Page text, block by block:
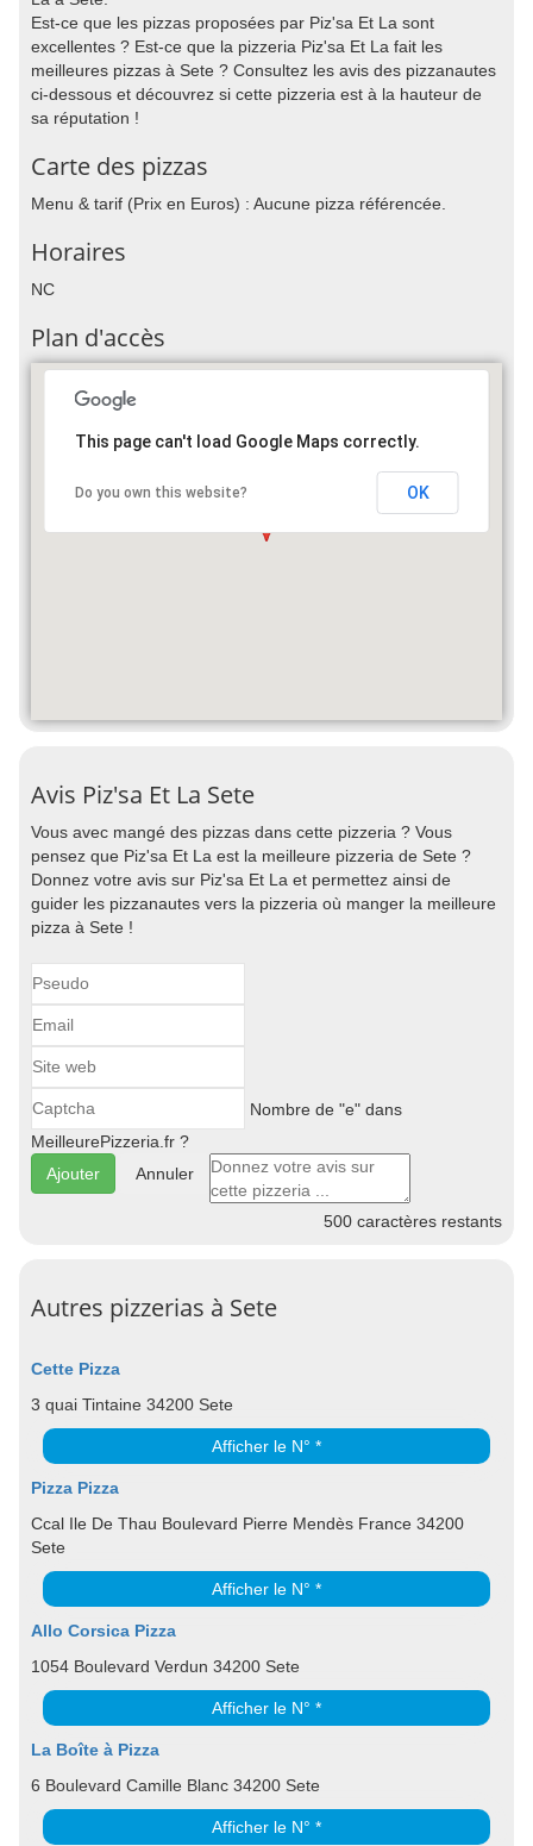
Est-ce que les pizzas proposées par Piz'sa Et La sont
excellentes ? Est-ce que la pizzeria Piz'sa Et La fait les
meilleures pizzas à Sete ? Consultez les avis des pizzanautes
ci-dessous et découvrez si cette pizzeria est à la hauteur de
sa réputation !
Carte des pizzas
Menu & tarif (Prix en Euros) : Aucune pizza référencée.
Horaires
NC
Plan d'accès
This page can't load Google Maps correctly.
Do you own this website? OK
Avis Piz'sa Et La Sete
Vous avec mangé des pizzas dans cette pizzeria ? Vous
pensez que Piz'sa Et La est la meilleure pizzeria de Sete ?
Donnez votre avis sur Piz'sa Et La et permettez ainsi de
guider les pizzanautes vers la pizzeria où manger la meilleure
pizza à Sete !
Nombre de "e" dans
MeilleurePizzeria.fr ?
Annuler
500 caractères restants
Autres pizzerias à Sete
Cette Pizza
3 quai Tintaine 34200 Sete
Afficher le N° *
Pizza Pizza
Ccal Ile De Thau Boulevard Pierre Mendès France 34200
Sete
Afficher le N° *
Allo Corsica Pizza
1054 Boulevard Verdun 34200 Sete
Afficher le N° *
La Boîte à Pizza
6 Boulevard Camille Blanc 34200 Sete
Afficher le N° *